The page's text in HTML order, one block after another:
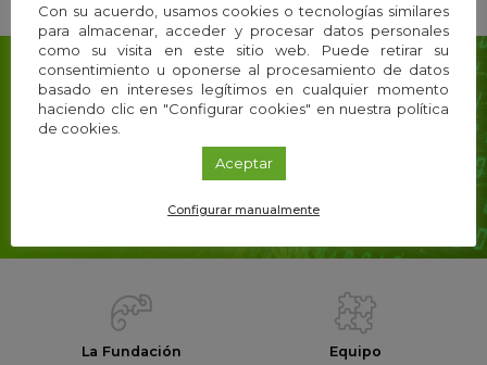
Suscríbete a nuestra
y recibe el mejor contenido de i+Descubre
directo a tu email
La Fundación Equipo
Con su acuerdo, usamos cookies o tecnologías similares
para almacenar, acceder y procesar datos personales
como su visita en este sitio web. Puede retirar su
consentimiento u oponerse al procesamiento de datos
basado en intereses legítimos en cualquier momento
haciendo clic en "Configurar cookies" en nuestra política
de cookies.
Aceptar
Configurar manualmente